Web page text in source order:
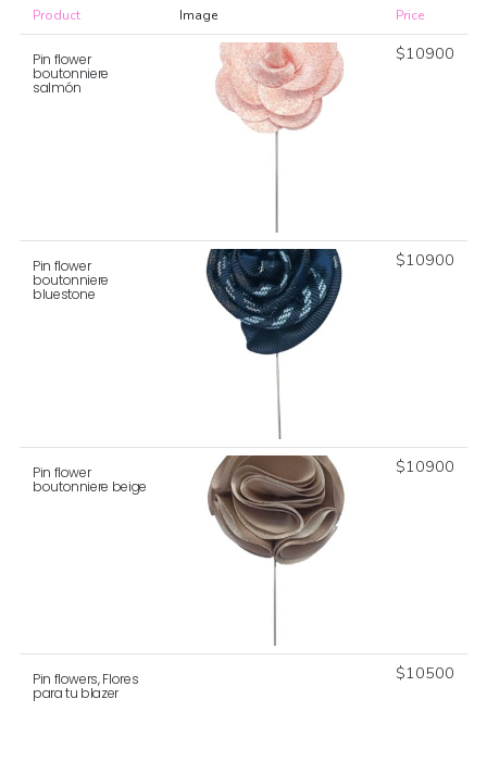
Product Image Price
Pin flower
boutonniere
salmón
$10900
Pin flower
boutonniere
bluestone
$10900
Pin flower
boutonniere beige
$10900
Pin flowers, Flores
para tu blazer
$10500